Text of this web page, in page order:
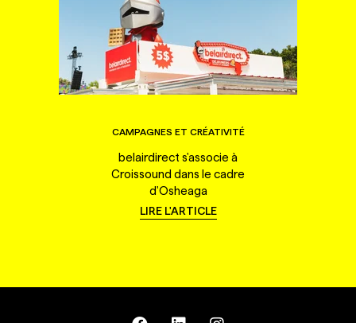
CAMPAGNES ET CRÉATIVITÉ
belairdirect s'associe à
Croissound dans le cadre
d'Osheaga
LIRE L'ARTICLE